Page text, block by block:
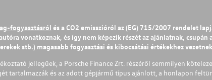
fogyasztásról és a CO2 emisszióról az (EG) 715/2007 rendelet
vonatkoznak, és így nem képezik részét az ajánlatnak,
stb.) magasabb fogyasztási és kibocsátási értékekhez
jellegűek, a Porsche Finance Zrt. részéről semmilyen
tartalmazzák és az adott gépjármű típus ajánlott, a honlapon